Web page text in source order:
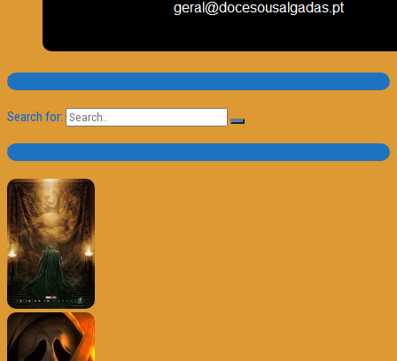
Pesquisa
Search for:
Trailer e Poster do Dia